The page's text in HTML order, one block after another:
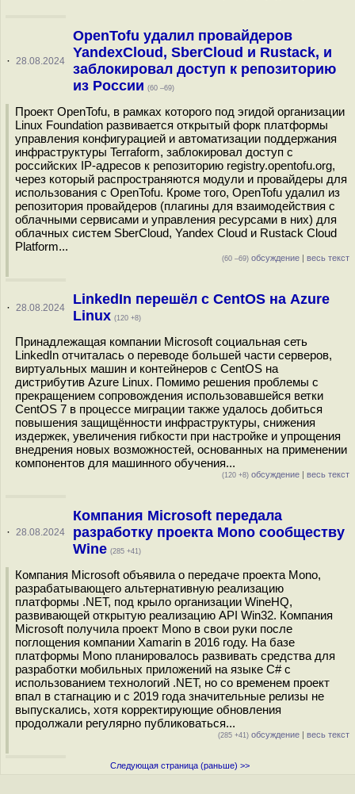
· 28.08.2024
OpenTofu удалил провайдеров
YandexCloud, SberCloud и Rustack, и
заблокировал доступ к репозиторию
из России (60 –69)
Проект OpenTofu, в рамках которого под эгидой организации
Linux Foundation развивается открытый форк платформы
управления конфигурацией и автоматизации поддержания
инфраструктуры Terraform, заблокировал доступ с
российских IP-адресов к репозиторию registry.opentofu.org,
через который распространяются модули и провайдеры для
использования с OpenTofu. Кроме того, OpenTofu удалил из
репозитория провайдеров (плагины для взаимодействия с
облачными сервисами и управления ресурсами в них) для
облачных систем SberСloud, Yandex Cloud и Rustack Cloud
Platform...
(60 –69) обсуждение | весь текст
· 28.08.2024
LinkedIn перешёл с CentOS на Azure
Linux (120 +8)
Принадлежащая компании Microsoft социальная сеть
LinkedIn отчиталась о переводе большей части серверов,
виртуальных машин и контейнеров с CentOS на
дистрибутив Azure Linux. Помимо решения проблемы с
прекращением сопровождения использовавшейся ветки
CentOS 7 в процессе миграции также удалось добиться
повышения защищённости инфраструктуры, снижения
издержек, увеличения гибкости при настройке и упрощения
внедрения новых возможностей, основанных на применении
компонентов для машинного обучения...
(120 +8) обсуждение | весь текст
· 28.08.2024
Компания Microsoft передала
разработку проекта Mono сообществу
Wine (285 +41)
Компания Microsoft объявила о передаче проекта Mono,
разрабатывающего альтернативную реализацию
платформы .NET, под крыло организации WineHQ,
развивающей открытую реализацию API Win32. Компания
Microsoft получила проект Mono в свои руки после
поглощения компании Xamarin в 2016 году. На базе
платформы Mono планировалось развивать средства для
разработки мобильных приложений на языке C# с
использованием технологий .NET, но со временем проект
впал в стагнацию и с 2019 года значительные релизы не
выпускались, хотя корректирующие обновления
продолжали регулярно публиковаться...
(285 +41) обсуждение | весь текст
Следующая страница (раньше) >>